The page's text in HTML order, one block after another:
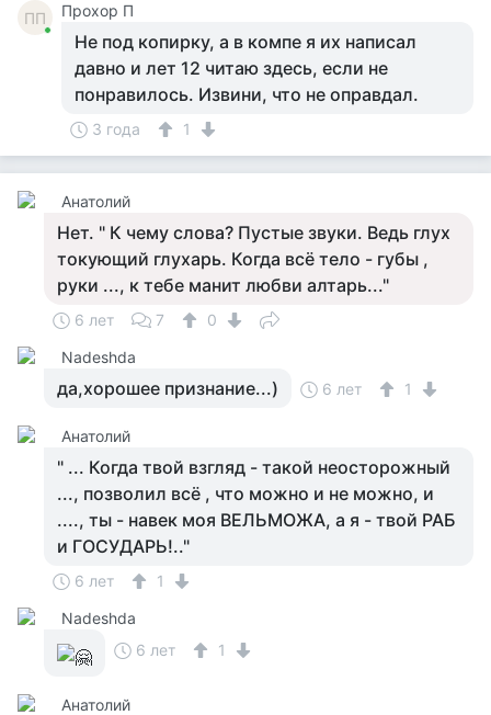
ПП Прохор П
Не под копирку, а в компе я их написал
давно и лет 12 читаю здесь, если не
понравилось. Извини, что не оправдал.
3 года 1
Анатолий
Нет. " К чему слова? Пустые звуки. Ведь глух
токующий глухарь. Когда всё тело - губы ,
руки ..., к тебе манит любви алтарь..."
6 лет 7
0
Nadeshda
да,хорошее признание...) 6 лет 1
Анатолий
" ... Когда твой взгляд - такой неосторожный
..., позволил всё , что можно и не можно, и
...., ты - навек моя ВЕЛЬМОЖА, а я - твой РАБ
и ГОСУДАРЬ!.."
6 лет
1
Nadeshda
6 лет
1
Анатолий